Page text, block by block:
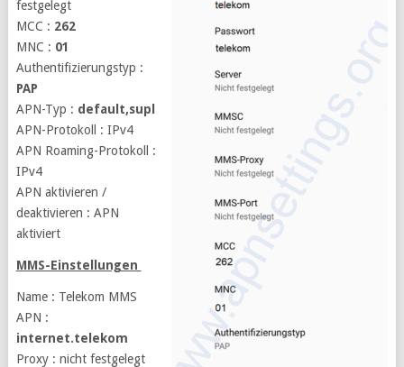
festgelegt
MCC : 262
MNC : 01
Authentifizierungstyp :
PAP
APN-Typ : default,supl
APN-Protokoll : IPv4
APN Roaming-Protokoll :
IPv4
APN aktivieren /
deaktivieren : APN
aktiviert
MMS-Einstellungen
Name : Telekom MMS
APN :
internet.telekom
Proxy : nicht festgelegt